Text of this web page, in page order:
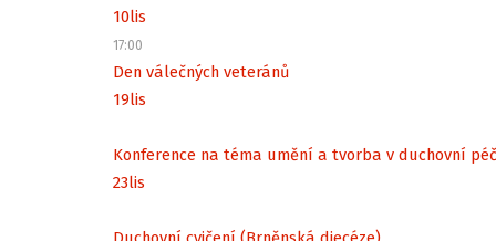
10lis
17:00
Den válečných veteránů
19lis
Konference na téma umění a tvorba v duchovní
23lis